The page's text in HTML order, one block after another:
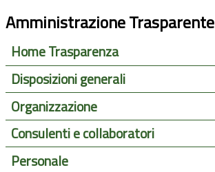
Amministrazione Trasparente
Home Trasparenza
Disposizioni generali
Organizzazione
Consulenti e collaboratori
Personale